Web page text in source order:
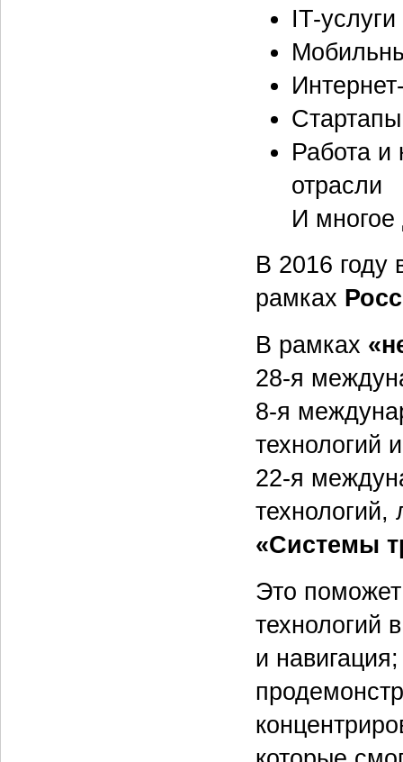
IT-услуги
Стартапы
Работа и
отрасли
И многое
В 2016 году
рамках
В рамках
28-я
8-я
технологий
22-я
технологий,
«Системы
Это поможет
технологий
и